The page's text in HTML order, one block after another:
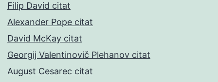
Filip David citat
Alexander Pope citat
David McKay citat
Georgij Valentinovič Plehanov citat
August Cesarec citat